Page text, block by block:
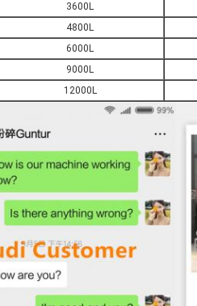
3600L
4800L
6000L
9000L
12000L